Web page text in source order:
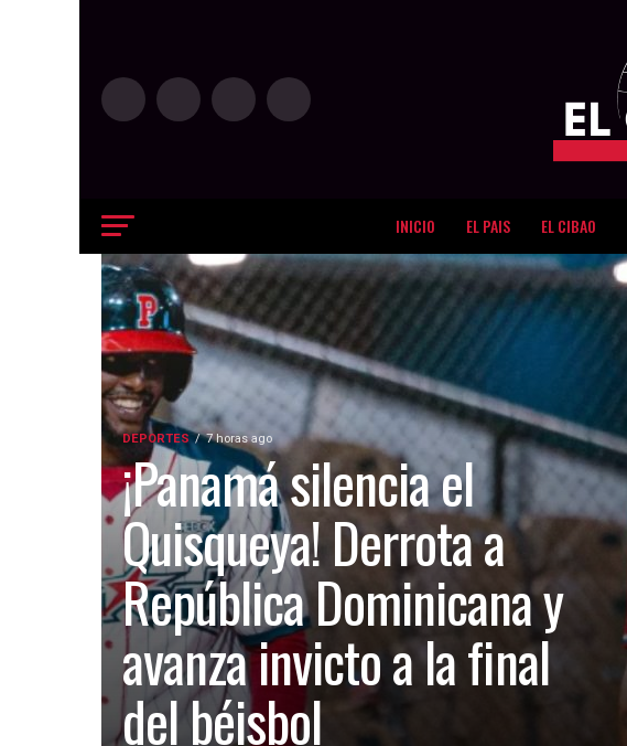
INICIO EL PAIS EL CIBAO
DEPORTES 7 horas ago
¡Panamá silencia el
Quisqueya! Derrota a
República Dominicana y
avanza invicto a la final
del béisbol